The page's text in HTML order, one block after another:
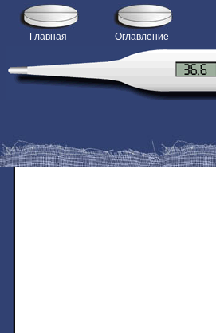
Главная Оглавление